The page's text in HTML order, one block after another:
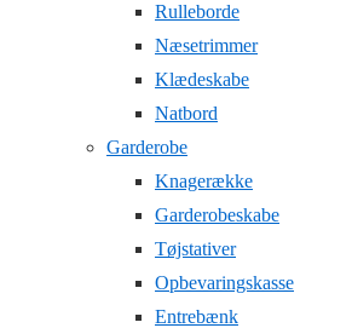
Rulleborde
Næsetrimmer
Klædeskabe
Natbord
Garderobe
Knagerække
Garderobeskabe
Tøjstativer
Opbevaringskasse
Entrebænk